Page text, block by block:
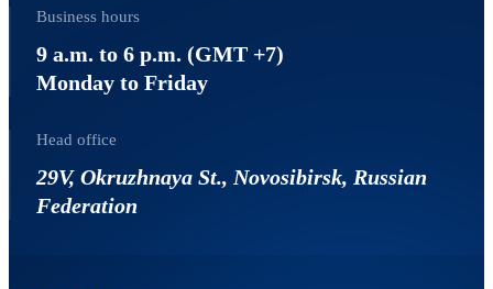
Business hours
9 a.m. to 6 p.m. (GMT +7)
Monday to Friday
Head office
29V, Okruzhnaya St., Novosibirsk, Russian
Federation